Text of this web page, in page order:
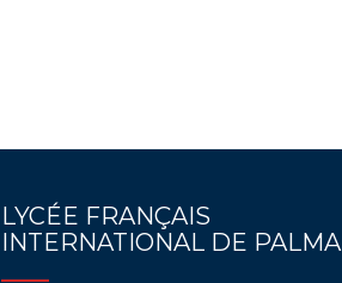
LYCÉE FRANÇAIS
INTERNATIONAL DE PALMA